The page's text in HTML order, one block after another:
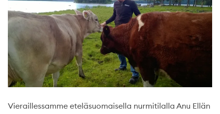
Vieraillessamme eteläsuomaisella nurmitilalla Anu Ellän